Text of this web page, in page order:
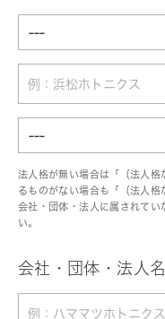
法人格が無い場合は「（法人
るものがない場合も「（法人格
会社・団体・法人に属されて
い。
会社・団体・法人